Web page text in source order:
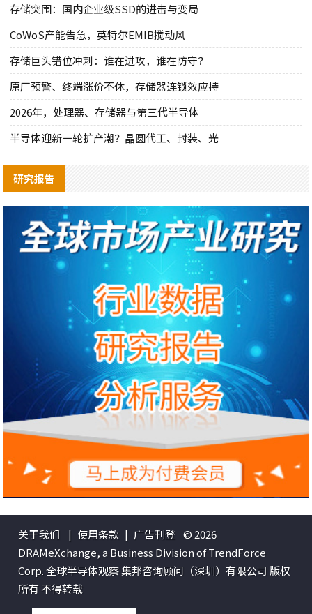
存储突围：国内企业级SSD的进击与变局
CoWoS产能告急，英特尔EMIB搅动风
存储巨头错位冲刺：谁在进攻，谁在防守？
原厂预警、终端涨价不休，存储器连锁效应持
2026年，处理器、存储器与第三代半导体
半导体迎新一轮扩产潮？晶圆代工、封装、光
研究报告
关于我们 | 使用条款 | 广告刊登 © 2026
DRAMeXchange, a Business Division of TrendForce
Corp. 全球半导体观察 集邦咨询顾问（深圳）有限公司 版权
所有 不得转载